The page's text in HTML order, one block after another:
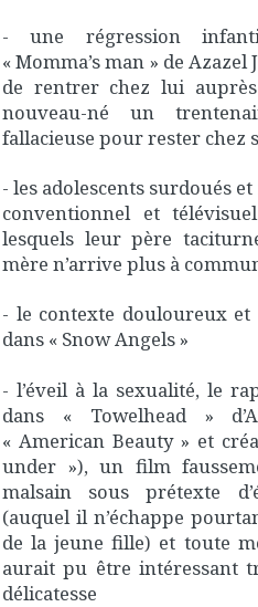
- une régression
« Momma’s man » de
de rentrer chez lui
nouveau-né un
fallacieuse pour rester chez
- les adolescents surdoués
conventionnel et
lesquels leur père
mère n’arrive plus à
- le contexte douloureux
dans « Snow Angels »
- l’éveil à la sexualité, le
dans « Towelhead »
« American Beauty » et
under »), un film
malsain sous prétexte
(auquel il n’échappe
de la jeune fille) et toute
aurait pu être intéressant
délicatesse